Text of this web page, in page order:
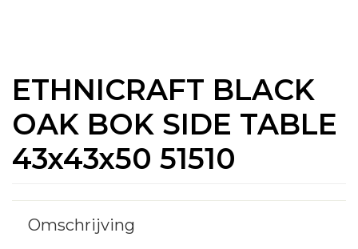
ETHNICRAFT BLACK
OAK BOK SIDE TABLE
43x43x50 51510